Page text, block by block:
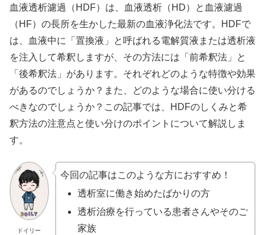
血液透析濾過（HDF）は、血液透析（HD）と血液濾過
（HF）の長所を生かした最新の血液浄化法です。HDFで
は、血液中に「置換液」と呼ばれる電解質液または透析液
を注入して希釈しますが、その方法には「前希釈法」と
「後希釈法」があります。それぞれどのような特徴や効果
があるのでしょうか？また、どのような場合に使い分ける
べきなのでしょうか？この記事では、HDFのしくみと希
釈方法の注意点と使い分けのポイントについて解説しま
す。
ドイリー
今回の記事はこのような方におすすめ！
透析室に働き始めたばかりの方
透析治療を行っている患者さんやそのご
家族